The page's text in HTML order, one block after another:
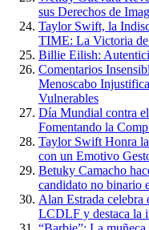
sus Derechos de
Taylor Swift, la
TIME: La Victoria
Billie Eilish:
Comentarios
Menoscabo
Vulnerables
Día Mundial contra
Fomentando la
Taylor Swift Honra
con un Emotivo
Betuky Camacho
candidato no binario
Alan Estrada
LCDLF y destaca la